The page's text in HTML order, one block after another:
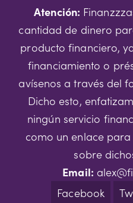
Atención:
cantidad de dinero
producto financiero,
financiamiento o
avísenos a través del
Dicho esto,
ningún servicio
como un enlace
sobre
Email:
Facebook